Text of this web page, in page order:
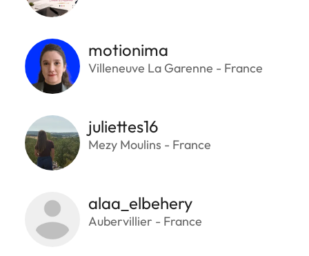
motionima
Villeneuve La Garenne - France
juliettes16
Mezy Moulins - France
alaa_elbehery
Aubervillier - France